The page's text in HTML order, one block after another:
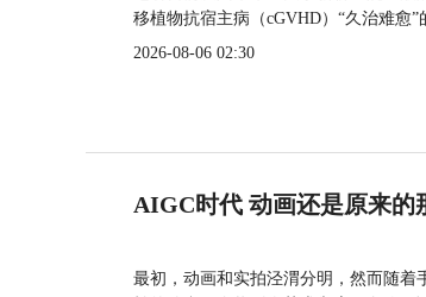
移植物抗宿主病（cGVHD）“久治难愈
2026-08-06 02:30
AIGC时代 动画还是原来的
最初，动画和实拍泾渭分明，然而随